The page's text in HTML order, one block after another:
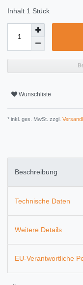
Inhalt 1 Stück
Wunschliste
* inkl. ges. MwSt. zzgl.
Beschreibung
Technische Daten
Weitere Details
EU-Verantwortliche